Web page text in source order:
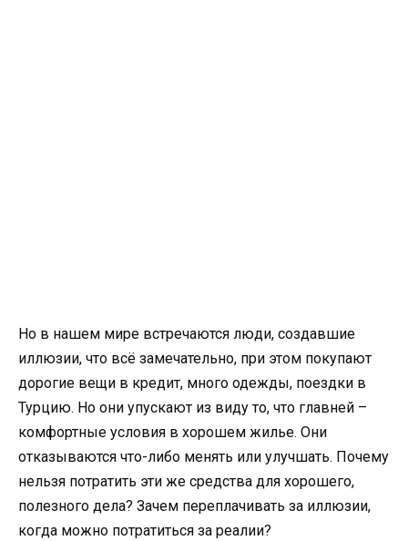
Но в нашем мире встречаются люди, создавшие
иллюзии, что всё замечательно, при этом покупают
дорогие вещи в кредит, много одежды, поездки в
Турцию. Но они упускают из виду то, что главней –
комфортные условия в хорошем жилье. Они
отказываются что-либо менять или улучшать. Почему
нельзя потратить эти же средства для хорошего,
полезного дела? Зачем переплачивать за иллюзии,
когда можно потратиться за реалии?